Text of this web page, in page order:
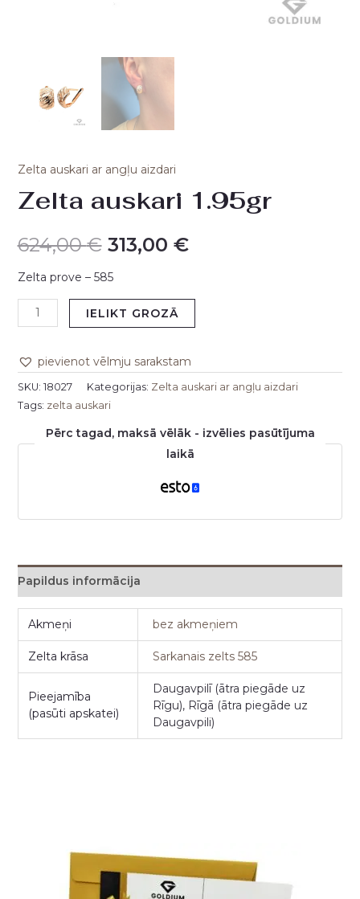
Zelta auskari ar angļu aizdari
Zelta auskari 1.95gr
624,00€ 313,00 €
Zelta prove – 585
IELIKT GROZĀ
pievienot vēlmju sarakstam
SKU: 18027 Kategorijas: Zelta auskari ar angļu aizdari
Tags: zelta auskari
Pērc tagad, maksā vēlāk - izvēlies pasūtījuma
laikā
Papildus informācija
Akmeņi bez akmeņiem
Zelta krāsa Sarkanais zelts 585
Pieejamība
(pasūti apskatei)
Daugavpilī (ātra piegāde uz
Rīgu), Rīgā (ātra piegāde uz
Daugavpili)